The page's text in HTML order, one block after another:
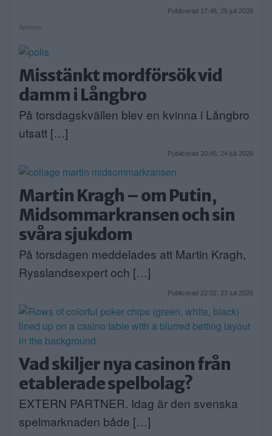
Publicerad 17:48, 25 juli 2026
Annons:
Misstänkt mordförsök vid
damm i Långbro
På torsdagskvällen blev en kvinna i Långbro
utsatt […]
Publicerad 20:45, 24 juli 2026
Martin Kragh – om Putin,
Midsommarkransen och sin
svåra sjukdom
På torsdagen meddelades att Martin Kragh,
Rysslandsexpert och […]
Publicerad 22:02, 23 juli 2026
Vad skiljer nya casinon från
etablerade spelbolag?
EXTERN PARTNER. Idag är den svenska
spelmarknaden både […]